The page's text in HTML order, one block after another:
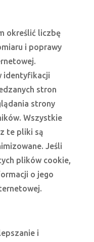
określić liczbę
i poprawy
identyfikacji
stron
strony
Wszystkie
te pliki są
Jeśli
plików cookie,
o jego
i